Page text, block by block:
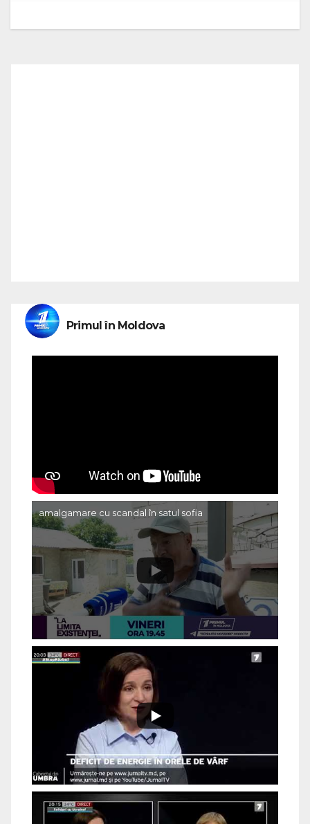
Primul în Moldova
amalgamare cu scandal în satul sofia